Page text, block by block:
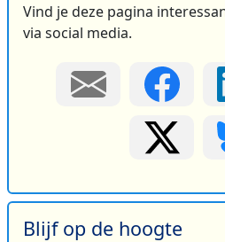
Vind je deze pagina
via social media.
Blijf op de hoogte